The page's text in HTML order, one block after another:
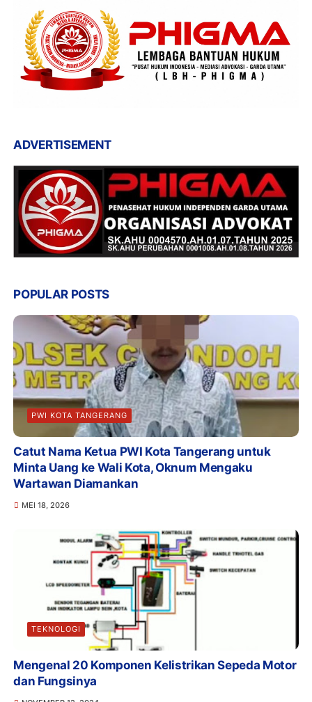
ADVERTISEMENT
POPULAR POSTS
PWI KOTA TANGERANG
Catut Nama Ketua PWI Kota Tangerang untuk
Minta Uang ke Wali Kota, Oknum Mengaku
Wartawan Diamankan
MEI 18, 2026
TEKNOLOGI
Mengenal 20 Komponen Kelistrikan Sepeda Motor
dan Fungsinya